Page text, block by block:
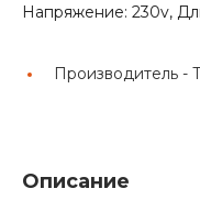
Напряжение: 230v,
Производитель -
Описание